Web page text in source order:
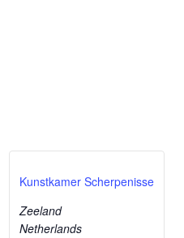
Kunstkamer Scherpenisse
Zeeland
Netherlands